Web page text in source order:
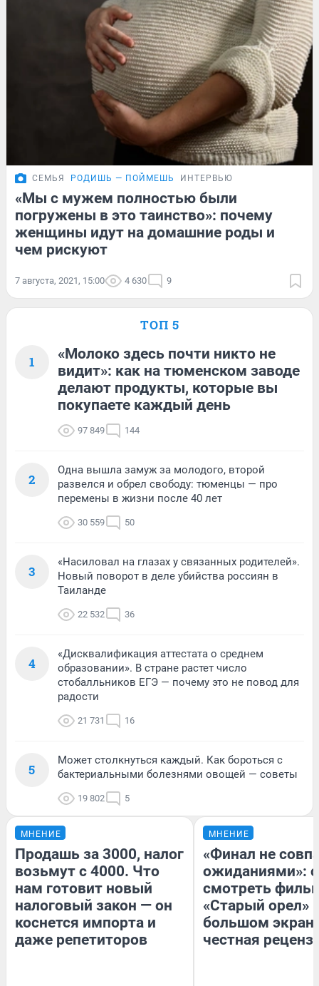
СЕМЬЯ РОДИШЬ — ПОЙМЕШЬ ИНТЕРВЬЮ
«Мы с мужем полностью были
погружены в это таинство»: почему
женщины идут на домашние роды и
чем рискуют
7 августа, 2021, 15:00 4 630 9
ТОП 5
1
«Молоко здесь почти никто не
видит»: как на тюменском заводе
делают продукты, которые вы
покупаете каждый день
97 849 144
2
Одна вышла замуж за молодого, второй
развелся и обрел свободу: тюменцы — про
перемены в жизни после 40 лет
30 559 50
3
«Насиловал на глазах у связанных родителей».
Новый поворот в деле убийства россиян в
Таиланде
22 532 36
4
«Дисквалификация аттестата о среднем
образовании». В стране растет число
стобалльников ЕГЭ — почему это не повод для
радости
21 731 16
5
Может столкнуться каждый. Как бороться с
бактериальными болезнями овощей — советы
19 802 5
МНЕНИЕ
Продашь за 3000, налог
возьмут с 4000. Что
нам готовит новый
налоговый закон — он
коснется импорта и
даже репетиторов
МНЕНИЕ
«Финал не
ожиданиями»:
смотреть
«Старый орел»
большом
честная